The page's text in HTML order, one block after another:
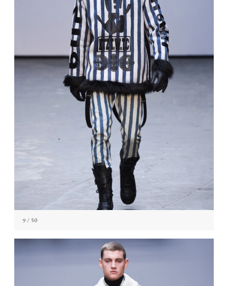
9/ 50